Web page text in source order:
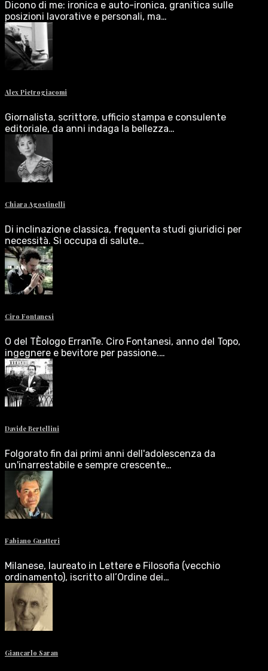
Dicono di me: ironica e auto-ironica, granitica sulle
posizioni lavorative e personali, ma…
Alex Pietrogiacomi
Giornalista, scrittore, ufficio stampa e consulente
editoriale, da anni indaga la bellezza…
Chiara Agostinelli
Di inclinazione classica, frequenta studi giuridici per
necessità. Si occupa di salute…
Ciro Fontanesi
O del TÈologo ErranTe. Ciro Fontanesi, anno del Topo,
ingegnere e bevitore per passione.…
Davide Bertellini
Folgorato fin dai primi anni dell'adolescenza da
un'inarrestabile e sempre crescente…
Fabiano Guatteri
Milanese, laureato in Lettere e Filosofia (vecchio
ordinamento), iscritto all’Ordine dei…
Giancarlo Saran